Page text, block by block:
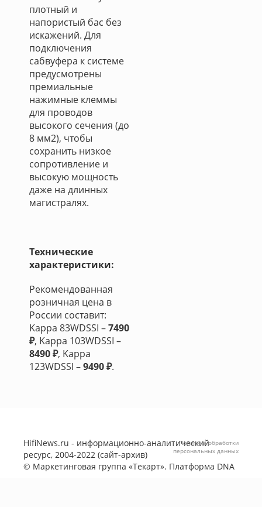
плотный и
напористый бас без
искажений. Для
подключения
сабвуфера к системе
предусмотрены
премиальные
нажимные клеммы
для проводов
высокого сечения (до
8 мм2), чтобы
сохранить низкое
сопротивление и
высокую мощность
даже на длинных
магистралях.
Технические
характеристики:
Рекомендованная
розничная цена в
России составит:
Kappa 83WDSSI –7490
₽, Kappa 103WDSSI –
8490 ₽, Kappa
123WDSSI –9490 ₽.
HifiNews.ru - информационно-аналитический
ресурс, 2004-2022 (сайт-архив)
© Маркетинговая группа «Текарт». Платформа DNA
Политика обработки
персональных данных